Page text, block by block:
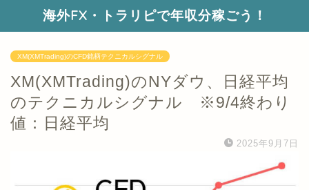
海外FX・トラリピで年収分稼ごう！
XM(XMTrading)のCFD銘柄テクニカルシグナル
XM(XMTrading)のNYダウ、日経平均
のテクニカルシグナル ※9/4終わり
値：日経平均
2025年9月7日